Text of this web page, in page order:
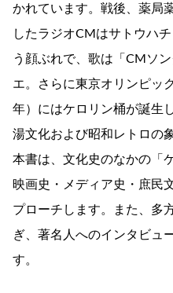
かれています。戦後、薬局
したラジオCMはサトウハ
う顔ぶれで、歌は「CMソ
エ。さらに東京オリンピッ
年）にはケロリン桶が誕生
湯文化および昭和レトロの
本書は、文化史のなかの「
映画史・メディア史・庶民
プローチします。また、多
ぎ、著名人へのインタビュ
す。